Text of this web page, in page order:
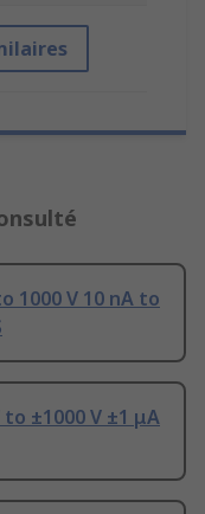
1000 V 10 nA to
±1000 V ±1 μA